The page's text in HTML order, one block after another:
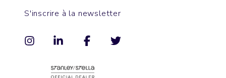
S'inscrire à la newsletter